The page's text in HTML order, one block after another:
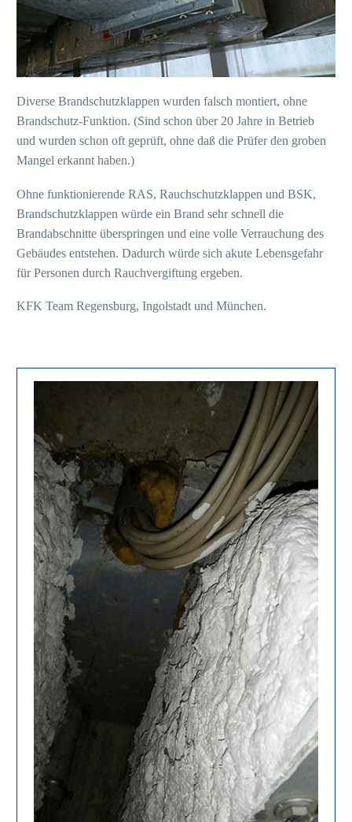
Diverse Brandschutzklappen wurden falsch montiert, ohne
Brandschutz-Funktion. (Sind schon über 20 Jahre in Betrieb
und wurden schon oft geprüft, ohne daß die Prüfer den groben
Mangel erkannt haben.)
Ohne funktionierende RAS, Rauchschutzklappen und BSK,
Brandschutzklappen würde ein Brand sehr schnell die
Brandabschnitte überspringen und eine volle Verrauchung des
Gebäudes entstehen. Dadurch würde sich akute Lebensgefahr
für Personen durch Rauchvergiftung ergeben.
KFK Team Regensburg, Ingolstadt und München.